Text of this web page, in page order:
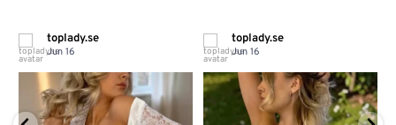
toplady.se
Jun 16
toplady.se
Jun 16